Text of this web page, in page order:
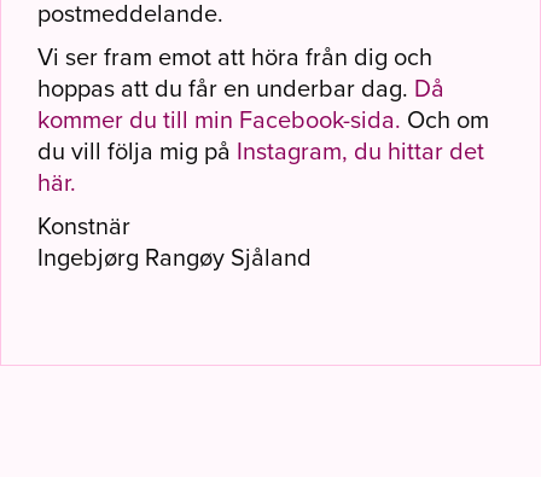
postmeddelande.
Vi ser fram emot att höra från dig och
hoppas att du får en underbar dag. Då
kommer du till min Facebook-sida. Och om
du vill följa mig på Instagram, du hittar det
här.
Konstnär
Ingebjørg Rangøy Sjåland